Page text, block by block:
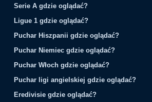
Serie A gdzie oglądać?
Ligue 1 gdzie oglądać?
Puchar Hiszpanii gdzie oglądać?
Puchar Niemiec gdzie oglądać?
Puchar Włoch gdzie oglądać?
Puchar ligi angielskiej gdzie oglądać?
Eredivisie gdzie oglądać?